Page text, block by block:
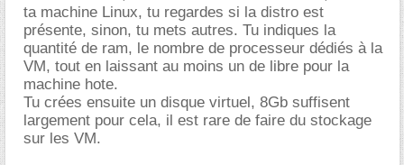
ta machine Linux, tu regardes si la distro est
présente, sinon, tu mets autres. Tu indiques la
quantité de ram, le nombre de processeur dédiés à la
VM, tout en laissant au moins un de libre pour la
machine hote.
Tu crées ensuite un disque virtuel, 8Gb suffisent
largement pour cela, il est rare de faire du stockage
sur les VM.